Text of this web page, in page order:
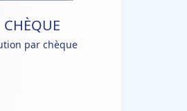
CHÈQUE
par chèque